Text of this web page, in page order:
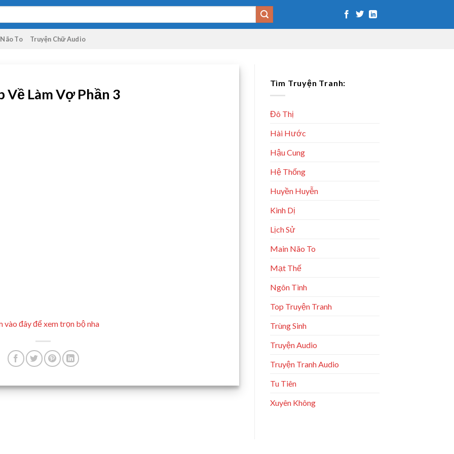
To Truyện Chữ Audio
Làm Vợ Phần 3
vào đây để xem trọn bộ nha
Tìm Truyện Tranh:
Đô Thị
Hài Hước
Hậu Cung
Hệ Thống
Huyền Huyễn
Kinh Dị
Lịch Sử
Main Não To
Mạt Thế
Ngôn Tình
Top Truyện Tranh
Trùng Sinh
Truyện Audio
Truyện Tranh Audio
Tu Tiên
Xuyên Không